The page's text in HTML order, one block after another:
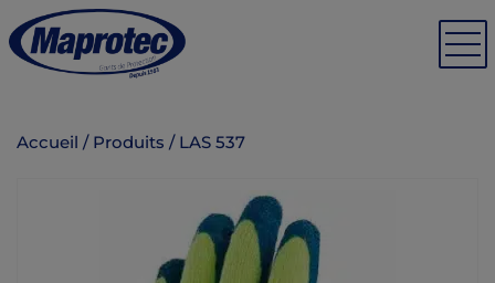
Accueil /Produits /LAS 537